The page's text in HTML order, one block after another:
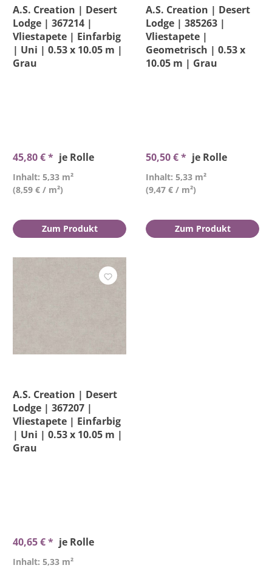
A.S. Creation | Desert
Lodge | 367214 |
Vliestapete | Einfarbig
| Uni | 0.53 x 10.05 m |
Grau
45,80 € * je Rolle
Inhalt: 5,33 m²
(8,59 € / m²)
Zum Produkt
A.S. Creation | Desert
Lodge | 385263 |
Vliestapete |
Geometrisch | 0.53 x
10.05 m | Grau
50,50 € * je Rolle
Inhalt: 5,33 m²
(9,47 € / m²)
Zum Produkt
A.S. Creation | Desert
Lodge | 367207 |
Vliestapete | Einfarbig
| Uni | 0.53 x 10.05 m |
Grau
40,65 € * je Rolle
Inhalt: 5,33 m²